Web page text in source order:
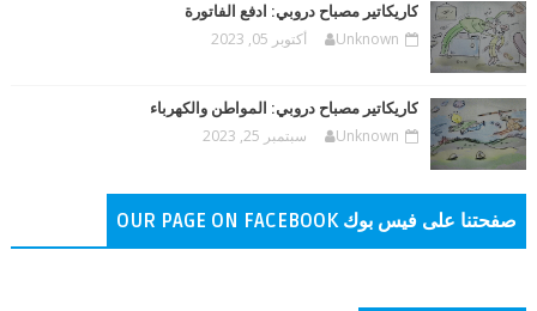
كاريكاتير مصباح دروبي: ادفع الفاتورة
Unknown أكتوبر 05, 2023
كاريكاتير مصباح دروبي: المواطن والكهرباء
Unknown سبتمبر 25, 2023
صفحتنا على فيس بوك OUR PAGE ON FACEBOOK